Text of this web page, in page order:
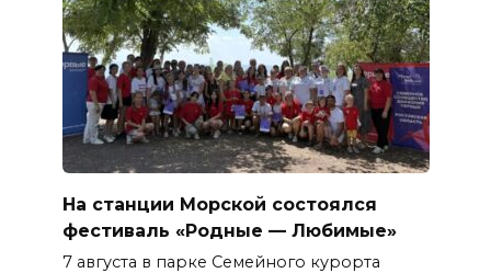
На станции Морской состоялся
фестиваль «Родные — Любимые»
7 августа в парке Семейного курорта